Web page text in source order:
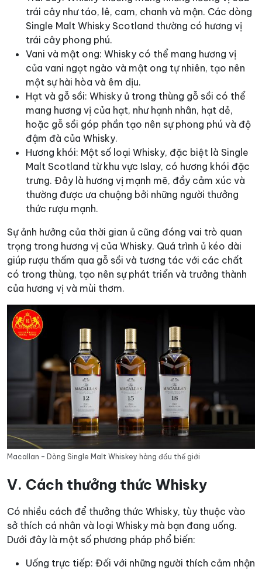
trái cây như táo, lê, cam, chanh và mận. Các dòng
Single Malt Whisky Scotland thường có hương vị
trái cây phong phú.
Vani và mật ong: Whisky có thể mang hương vị
của vani ngọt ngào và mật ong tự nhiên, tạo nên
một sự hài hòa và êm dịu.
Hạt và gỗ sồi: Whisky ủ trong thùng gỗ sồi có thể
mang hương vị của hạt, như hạnh nhân, hạt dẻ,
hoặc gỗ sồi góp phần tạo nên sự phong phú và độ
đậm đà của Whisky.
Hương khói: Một số loại Whisky, đặc biệt là Single
Malt Scotland từ khu vực Islay, có hương khói đặc
trưng. Đây là hương vị mạnh mẽ, đầy cảm xúc và
thường được ưa chuộng bởi những người thưởng
thức rượu mạnh.
Sự ảnh hưởng của thời gian ủ cũng đóng vai trò quan
trọng trong hương vị của Whisky. Quá trình ủ kéo dài
giúp rượu thấm qua gỗ sồi và tương tác với các chất
có trong thùng, tạo nên sự phát triển và trưởng thành
của hương vị và mùi thơm.
Macallan – Dòng Single Malt Whiskey hàng đầu thế giới
V. Cách thưởng thức Whisky
Có nhiều cách để thưởng thức Whisky, tùy thuộc vào
sở thích cá nhân và loại Whisky mà bạn đang uống.
Dưới đây là một số phương pháp phổ biến:
Uống trực tiếp: Đối với những người thích cảm nhận